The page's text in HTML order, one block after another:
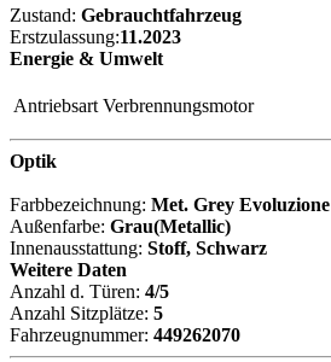
Zustand: Gebrauchtfahrzeug
Erstzulassung:11.2023
Energie & Umwelt
Antriebsart Verbrennungsmotor
Optik
Farbbezeichnung: Met. Grey Evoluzione
Außenfarbe: Grau(Metallic)
Innenausstattung: Stoff, Schwarz
Weitere Daten
Anzahl d. Türen: 4/5
Anzahl Sitzplätze: 5
Fahrzeugnummer: 449262070